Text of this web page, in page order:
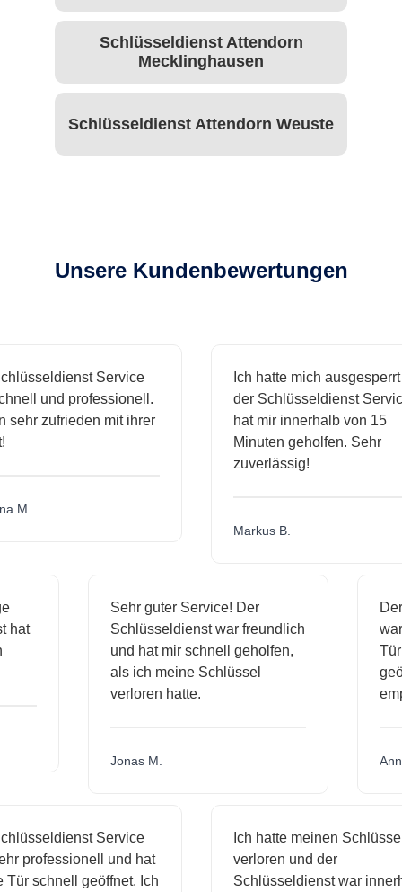
Schlüsseldienst Attendorn
Mecklinghausen
Schlüsseldienst Attendorn Weuste
Unsere Kundenbewertungen
Service
und professionell.
zufrieden mit ihrer
M.
Ich hatte mich ausgesperrt
der Schlüsseldienst Service
hat mir innerhalb von 15
Minuten geholfen. Sehr
zuverlässig!
Markus B.
hat
Sehr guter Service! Der
Schlüsseldienst war freundlich
und hat mir schnell geholfen,
als ich meine Schlüssel
verloren hatte.
Jonas M.
Service
professionell und hat
schnell geöffnet. Ich
Ich hatte meinen Schlüssel
verloren und der
Schlüsseldienst war